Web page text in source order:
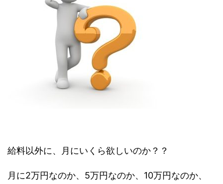
給料以外に、月にいくら欲しいのか？？
月に2万円なのか、5万円なのか、10万円なのか、